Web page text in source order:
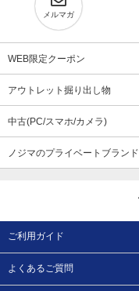
メルマガ
WEB限定クーポン
アウトレット掘り出し物
中古(PC/スマホ/カメラ)
ノジマのプライベートブランド
ご利用ガイド
よくあるご質問